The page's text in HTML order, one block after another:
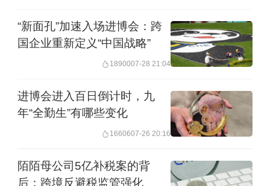
4月11日至15日，西班牙首相桑切斯对中
国进行访问。这是桑切斯四年内第四次
访华，也是继去年西班牙国王、首相访
华以来，中国同西班牙在较短时间内又
一次重要高层交往
首相时指出，双方要把握机遇，共谋创
“新面孔”加速入场进博会：跨
国企业重新定义“中国战略”
1890007-28 21:04
进博会进入百日倒计时，九
年“全勤生”有哪些变化
1660607-26 20:16
陌陌母公司5亿补税案的背
后：跨境反避税监管强化